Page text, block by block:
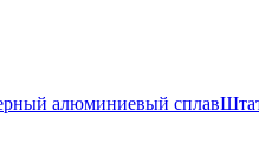
алюминиевый сплав